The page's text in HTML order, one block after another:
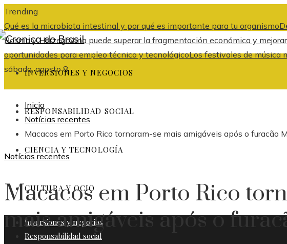
Trending
Qué es la microbiota intestinal y por qué es importante para tu organismo
Bosnia y Herzegovina puede superar la fragmentación económica y
oportunidades para empleo técnico y tecnológicoLos festivales de música
sábado, agosto 8
INVERSIONES Y NEGOCIOS
RESPONSABILIDAD SOCIAL
CIENCIA Y TECNOLOGÍA
CULTURA Y OCIO
Inversiones y negocios
Responsabilidad social
Inicio
Notícias recentes
Macacos em Porto Rico tornaram-se mais amigáveis ​​após o furacão
Notícias recentes
Macacos em Porto Rico
mais amigáveis ​​após o